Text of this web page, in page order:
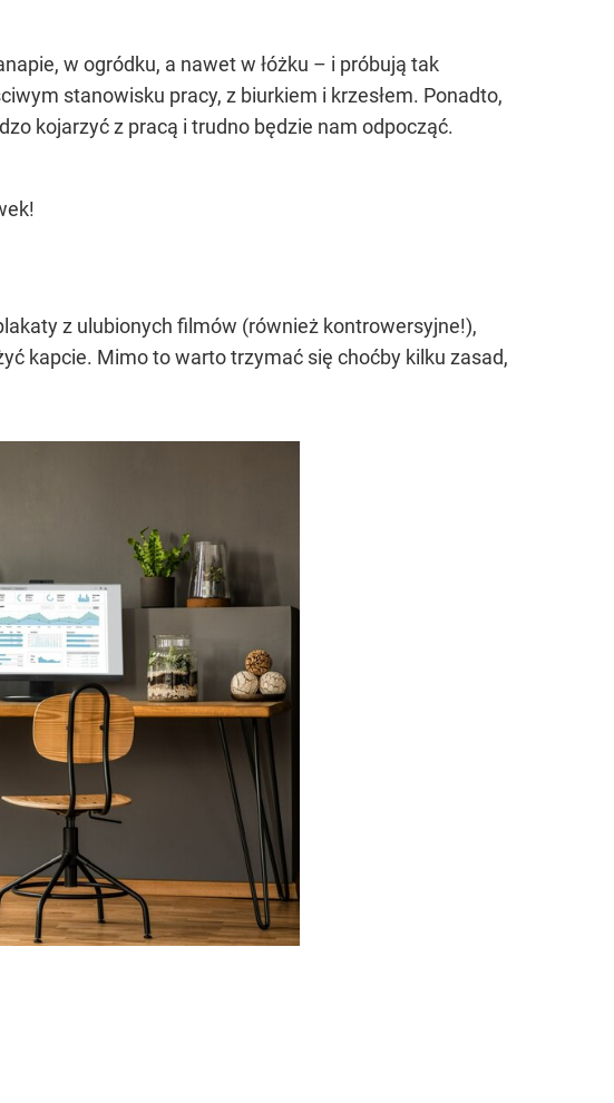
w ogródku, a nawet w łóżku – i próbują tak
stanowisku pracy, z biurkiem i krzesłem. Ponadto,
kojarzyć z pracą i trudno będzie nam odpocząć.
z ulubionych filmów (również kontrowersyjne!),
kapcie. Mimo to warto trzymać się choćby kilku zasad,